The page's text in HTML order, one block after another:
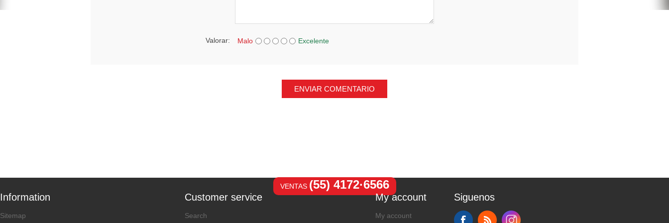
Valorar: Malo Excelente
ENVIAR COMENTARIO
VENTAS (55) 4172·6566
Information
Sitemap
Customer service
Search
My account
My account
Siguenos